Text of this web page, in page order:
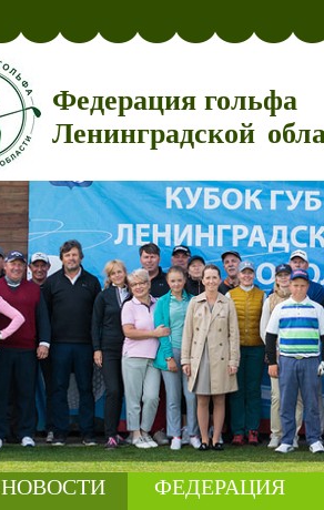
Федерация гольфа
Ленинградской
НОВОСТИ ФЕДЕРАЦИЯ